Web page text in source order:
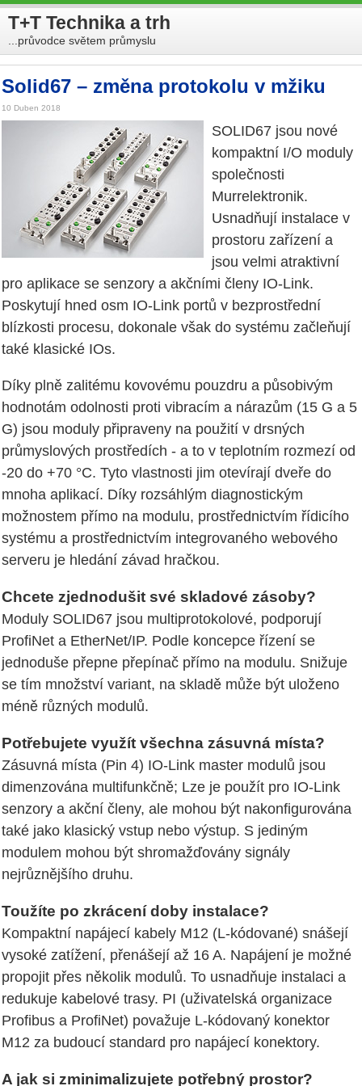
T+T Technika a trh
...průvodce světem průmyslu
Solid67 – změna protokolu v mžiku
10 Duben 2018
SOLID67 jsou nové
kompaktní I/O moduly
společnosti
Murrelektronik.
Usnadňují instalace v
prostoru zařízení a
jsou velmi atraktivní
pro aplikace se senzory a akčními členy IO-Link.
Poskytují hned osm IO-Link portů v bezprostřední
blízkosti procesu, dokonale však do systému začleňují
také klasické IOs.
Díky plně zalitému kovovému pouzdru a působivým
hodnotám odolnosti proti vibracím a nárazům (15 G a 5
G) jsou moduly připraveny na použití v drsných
průmyslových prostředích - a to v teplotním rozmezí od
-20 do +70 °C. Tyto vlastnosti jim otevírají dveře do
mnoha aplikací. Díky rozsáhlým diagnostickým
možnostem přímo na modulu, prostřednictvím řídicího
systému a prostřednictvím integrovaného webového
serveru je hledání závad hračkou.
Chcete zjednodušit své skladové zásoby?
Moduly SOLID67 jsou multiprotokolové, podporují
ProfiNet a EtherNet/IP. Podle koncepce řízení se
jednoduše přepne přepínač přímo na modulu. Snižuje
se tím množství variant, na skladě může být uloženo
méně různých modulů.
Potřebujete využít všechna zásuvná místa?
Zásuvná místa (Pin 4) IO-Link master modulů jsou
dimenzována multifunkčně; Lze je použít pro IO-Link
senzory a akční členy, ale mohou být nakonfigurována
také jako klasický vstup nebo výstup. S jediným
modulem mohou být shromažďovány signály
nejrůznějšího druhu.
Toužíte po zkrácení doby instalace?
Kompaktní napájecí kabely M12 (L-kódované) snášejí
vysoké zatížení, přenášejí až 16 A. Napájení je možné
propojit přes několik modulů. To usnadňuje instalaci a
redukuje kabelové trasy. PI (uživatelská organizace
Profibus a ProfiNet) považuje L-kódovaný konektor
M12 za budoucí standard pro napájecí konektory.
A jak si zminimalizujete potřebný prostor?